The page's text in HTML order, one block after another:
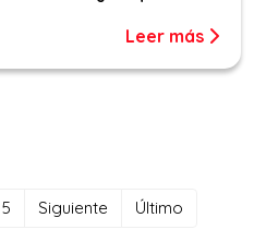
Leer más
5 Siguiente Último